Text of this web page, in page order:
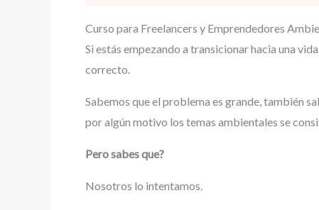
Curso para Freelancers y Emprendedores
Si estás empezando a transicionar hacia una
correcto.
Sabemos que el problema es grande, también
por algún motivo los temas ambientales se
Pero sabes que?
Nosotros lo intentamos.